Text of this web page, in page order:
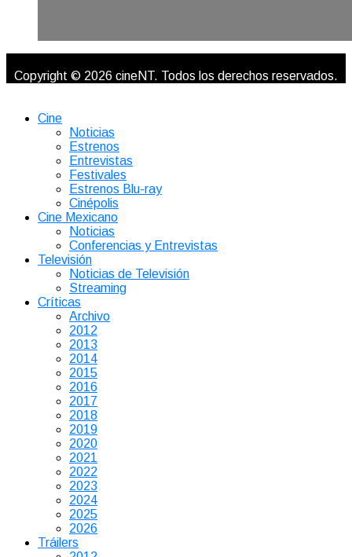
Copyright © 2026 cineNT. Todos los derechos reservados.
Cine
Noticias
Estrenos
Entrevistas
Festivales
Estrenos Blu-ray
Cinépolis
Cine Mexicano
Noticias
Conferencias y Entrevistas
Televisión
Noticias de Televisión
Streaming
Críticas
Archivo
2012
2013
2014
2015
2016
2017
2018
2019
2020
2021
2022
2023
2024
2025
2026
Tráilers